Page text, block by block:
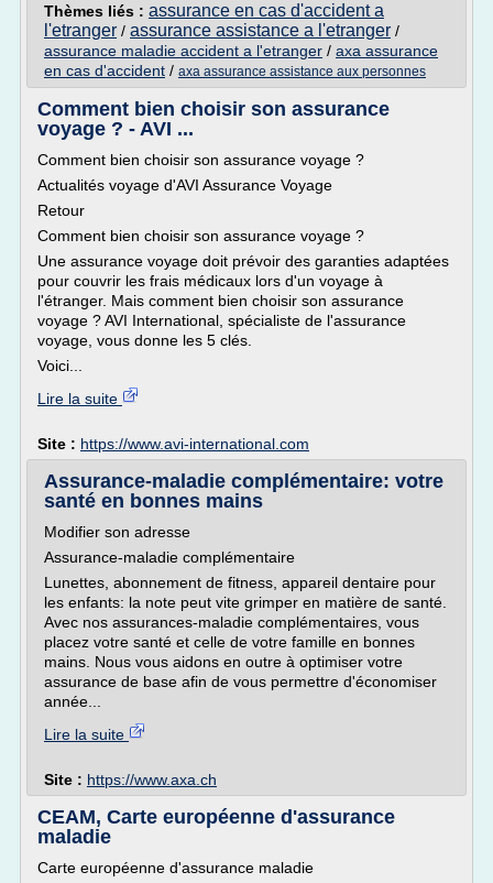
Thèmes liés : assurance en cas d'accident a
l'etranger / assurance assistance a l'etranger /
assurance maladie accident a l'etranger / axa assurance
en cas d'accident / axa assurance assistance aux personnes
Comment bien choisir son assurance
voyage ? - AVI ...
Comment bien choisir son assurance voyage ?
Actualités voyage d'AVI Assurance Voyage
Retour
Comment bien choisir son assurance voyage ?
Une assurance voyage doit prévoir des garanties adaptées
pour couvrir les frais médicaux lors d'un voyage à
l'étranger. Mais comment bien choisir son assurance
voyage ? AVI International, spécialiste de l'assurance
voyage, vous donne les 5 clés.
Voici...
Lire la suite
Site : https://www.avi-international.com
Assurance-maladie complémentaire: votre
santé en bonnes mains
Modifier son adresse
Assurance-maladie complémentaire
Lunettes, abonnement de fitness, appareil dentaire pour
les enfants: la note peut vite grimper en matière de santé.
Avec nos assurances-maladie complémentaires, vous
placez votre santé et celle de votre famille en bonnes
mains. Nous vous aidons en outre à optimiser votre
assurance de base afin de vous permettre d'économiser
année...
Lire la suite
Site : https://www.axa.ch
CEAM, Carte européenne d'assurance
maladie
Carte européenne d'assurance maladie